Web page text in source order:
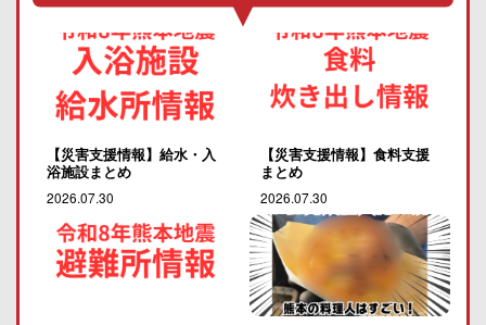
【災害支援情報】給水・入
浴施設まとめ
2026.07.30
【災害支援情報】食料支援
まとめ
2026.07.30